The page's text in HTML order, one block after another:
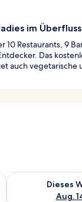
im Überfluss
10 Restaurants, 9
Das
auch vegetarische
Aug. 10 - Aug.
Dieses
Aug.
Überprüfe die